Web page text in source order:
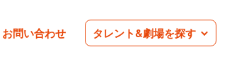
お問い合わせ タレント&劇場を探す